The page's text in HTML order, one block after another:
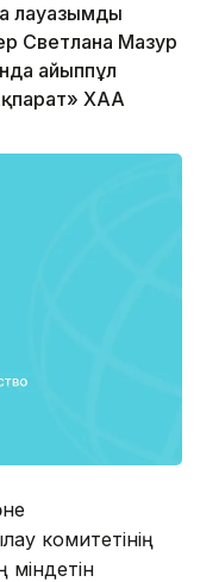
лауазымды
Светлана Мазур
айыппұл
ХАА
комитетінің